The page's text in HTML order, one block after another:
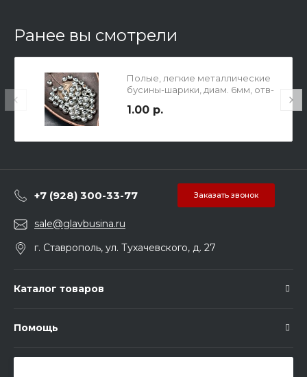
Ранее вы смотрели
Полые, легкие металлические
бусины-шарики, диам. 6мм, отв-
1.00 р.
+7 (928) 300-33-77 Заказать звонок
sale@glavbusina.ru
г. Ставрополь, ул. Тухачевского, д. 27
Каталог товаров
Помощь